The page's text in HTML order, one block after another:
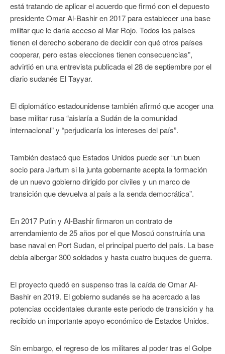
está tratando de aplicar el acuerdo que firmó con el depuesto
presidente Omar Al-Bashir en 2017 para establecer una base
militar que le daría acceso al Mar Rojo. Todos los países
tienen el derecho soberano de decidir con qué otros países
cooperar, pero estas elecciones tienen consecuencias”,
advirtió en una entrevista publicada el 28 de septiembre por el
diario sudanés El Tayyar.
El diplomático estadounidense también afirmó que acoger una
base militar rusa “aislaría a Sudán de la comunidad
internacional” y “perjudicaría los intereses del país”.
También destacó que Estados Unidos puede ser “un buen
socio para Jartum si la junta gobernante acepta la formación
de un nuevo gobierno dirigido por civiles y un marco de
transición que devuelva al país a la senda democrática”.
En 2017 Putin y Al-Bashir firmaron un contrato de
arrendamiento de 25 años por el que Moscú construiría una
base naval en Port Sudan, el principal puerto del país. La base
debía albergar 300 soldados y hasta cuatro buques de guerra.
El proyecto quedó en suspenso tras la caída de Omar Al-
Bashir en 2019. El gobierno sudanés se ha acercado a las
potencias occidentales durante este periodo de transición y ha
recibido un importante apoyo económico de Estados Unidos.
Sin embargo, el regreso de los militares al poder tras el Golpe